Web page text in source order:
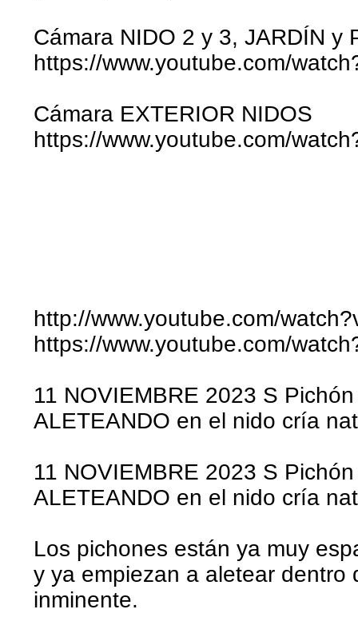
Cámara NIDO 2 y 3, JARDÍN y
https://www.youtube.com/
Cámara EXTERIOR NIDOS
https://www.youtube.com/
http://www.youtube.com/
https://www.youtube.com/
11 NOVIEMBRE 2023 S
ALETEANDO en el nido cría
11 NOVIEMBRE 2023 S
ALETEANDO en el nido cría
Los pichones están ya muy
y ya empiezan a aletear dentro
inminente.